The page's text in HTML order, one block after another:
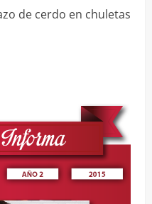
de cerdo en chuletas